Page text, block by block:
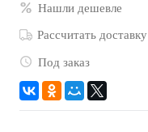
Нашли дешевле
Рассчитать доставку
Под заказ